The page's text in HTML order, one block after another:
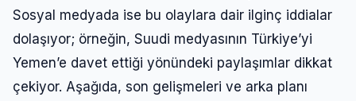
Sosyal medyada ise bu olaylara dair ilginç iddialar
dolaşıyor; örneğin, Suudi medyasının Türkiye’yi
Yemen’e davet ettiği yönündeki paylaşımlar dikkat
çekiyor. Aşağıda, son gelişmeleri ve arka planı